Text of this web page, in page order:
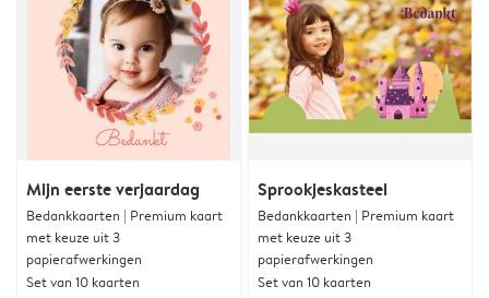
Mijn eerste verjaardag
Bedankkaarten | Premium kaart
met keuze uit 3
papierafwerkingen
Set van 10 kaarten
Sprookjeskasteel
Bedankkaarten | Premium kaart
met keuze uit 3
papierafwerkingen
Set van 10 kaarten